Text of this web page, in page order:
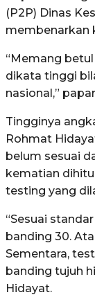
(P2P) Dinas
membenarkan
“Memang
dikata tinggi
nasional,”
Tingginya
Rohmat
belum sesuai
kematian
testing yang
“Sesuai
banding 30.
Sementara,
banding tujuh
Hidayat.